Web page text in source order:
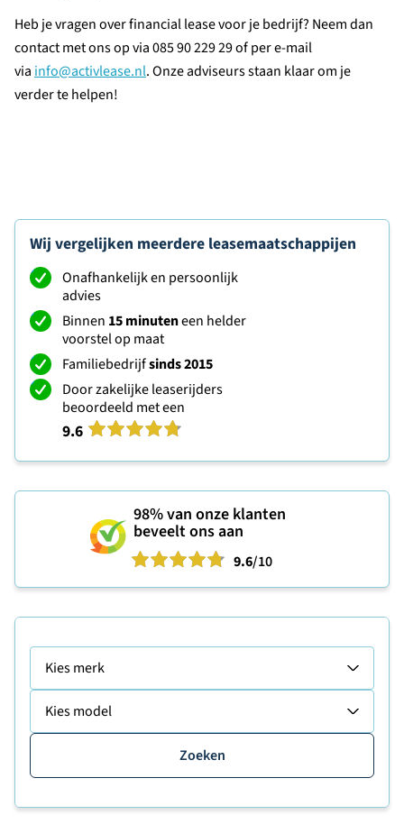
Heb je vragen over financial lease voor je bedrijf? Neem dan
contact met ons op via 085 90 229 29 of per e-mail
via info@activlease.nl. Onze adviseurs staan klaar om je
verder te helpen!
Wij vergelijken meerdere leasemaatschappijen
Onafhankelijk en persoonlijk
advies
Binnen 15 minuteneen helder
voorstel op maat
Familiebedrijfsinds 2015
Door zakelijke leaserijders
beoordeeld met een
9.6
98%van onze klanten
beveelt ons aan
9.6/10
Kies merk
Kies model
Zoeken